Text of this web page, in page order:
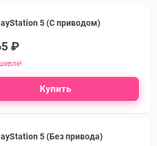
5 (C приводом)
₽
Купить
5 (Без привода)